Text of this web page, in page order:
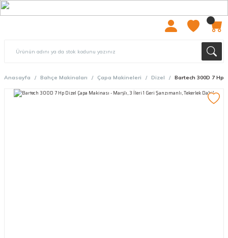
Anasayfa Bahçe Makinaları Çapa Makineleri Dizel Bartech 300D 7 Hp